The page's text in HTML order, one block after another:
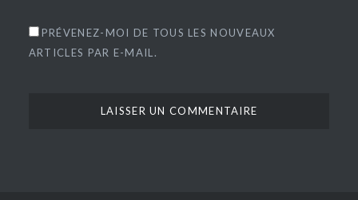
PRÉVENEZ-MOI DE TOUS LES NOUVEAUX
ARTICLES PAR E-MAIL.